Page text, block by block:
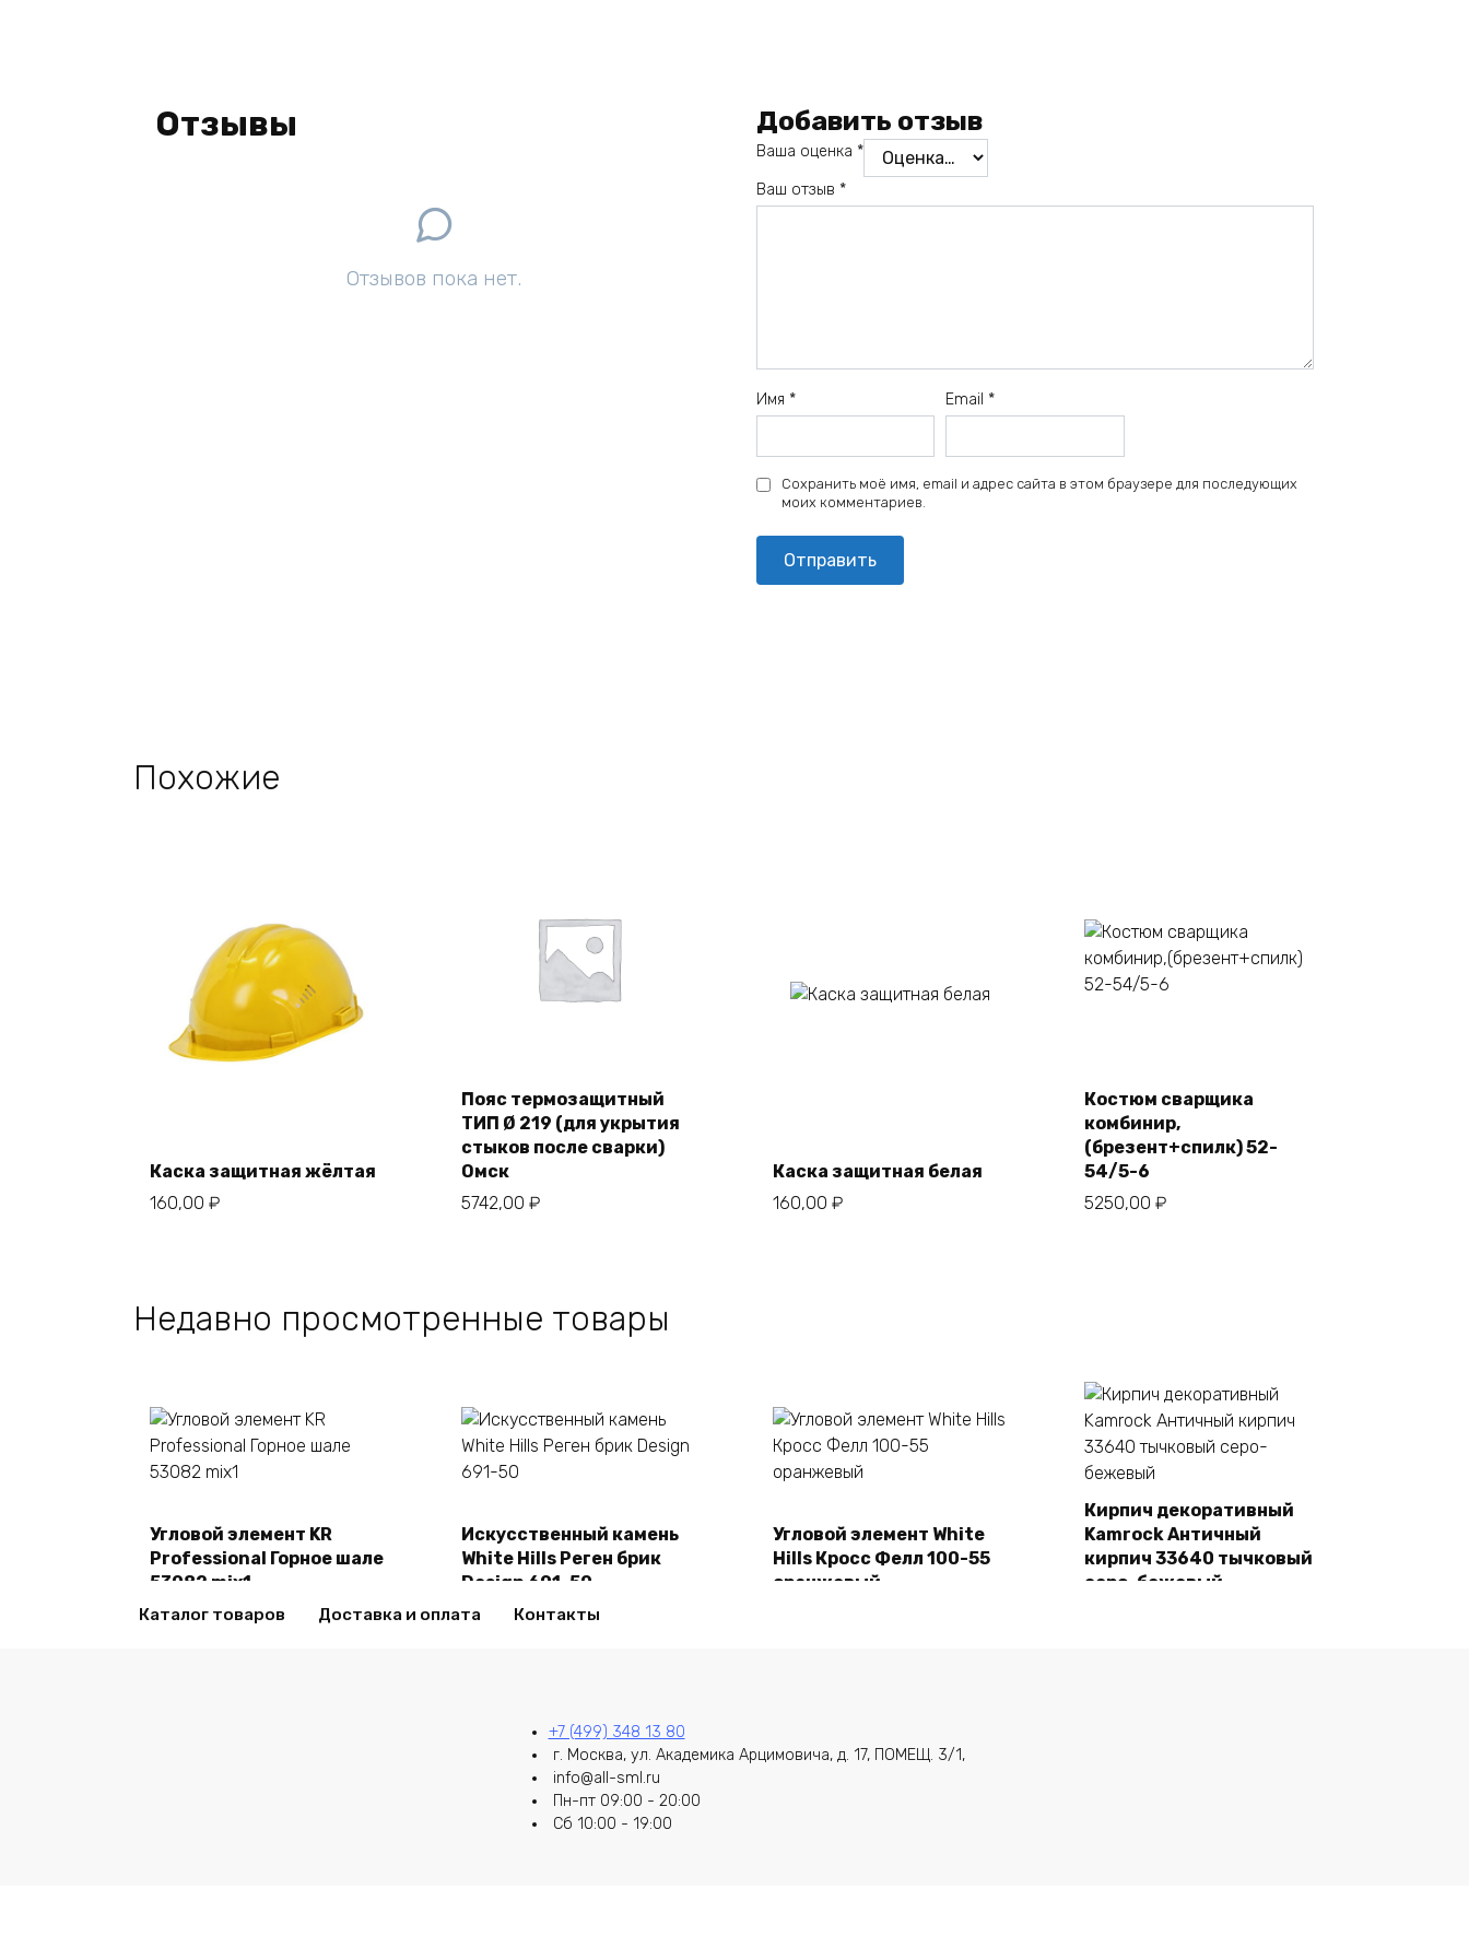
Отзывы
Отзывов пока нет.
Добавить отзыв
Ваша оценка *
Ваш отзыв *
Имя * Email *
Сохранить моё имя, email и адрес сайта в этом браузере для последующих
моих комментариев.
Похожие
Каска защитная жёлтая
160,00 ₽
В корзину
Пояс термозащитный
ТИП Ø 219 (для укрытия
стыков после сварки)
Омск
5742,00 ₽
Каска защитная белая
160,00 ₽
Костюм сварщика
комбинир,
(брезент+спилк) 52-
54/5-6
5250,00 ₽
Недавно просмотренные товары
В корзину
Угловой элемент KR
Professional Горное шале
53082 mix1
2470,00₽
В корзину
Искусственный камень
White Hills Реген брик
Design 691-50
2450,00₽
В корзину
Угловой элемент White
Hills Кросс Фелл 100-55
оранжевый
В корзину
Кирпич декоративный
Kamrock Античный
кирпич 33640 тычковый
серо-бежевый
Каталог товаров Доставка и оплата Контакты
+7 (499) 348 13 80
г. Москва, ул. Академика Арцимовича, д. 17, ПОМЕЩ. 3/1,
info@all-sml.ru
Пн-пт 09:00 - 20:00
Сб 10:00 - 19:00